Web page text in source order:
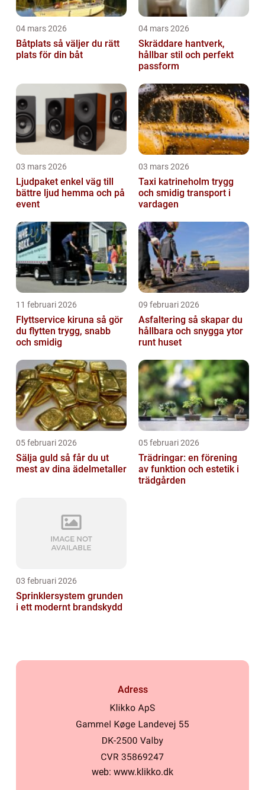
04 mars 2026
Båtplats så väljer du rätt
plats för din båt
04 mars 2026
Skräddare hantverk,
hållbar stil och perfekt
passform
03 mars 2026
Ljudpaket enkel väg till
bättre ljud hemma och på
event
03 mars 2026
Taxi katrineholm trygg
och smidig transport i
vardagen
11 februari 2026
Flyttservice kiruna så gör
du flytten trygg, snabb
och smidig
09 februari 2026
Asfaltering så skapar du
hållbara och snygga ytor
runt huset
05 februari 2026
Sälja guld så får du ut
mest av dina ädelmetaller
05 februari 2026
Trädringar: en förening
av funktion och estetik i
trädgården
03 februari 2026
Sprinklersystem grunden
i ett modernt brandskydd
Adress
web: www.klikko.dk